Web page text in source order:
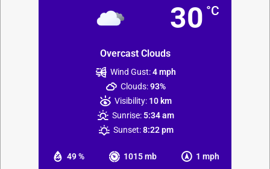
30 °C
Overcast Clouds
49 % 1015 mb 1 mph
Wind Gust:4 mph
Clouds:93%
Visibility: 10 km
Sunrise: 5:34 am
Sunset: 8:22 pm